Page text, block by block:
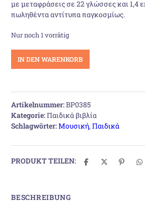
14,50 €13,00
με μεταφράσεις σε 22 γλώσσες και 1,4
πωληθέντα αντίτυπα παγκοσμίως.
Nur noch 1 vorrätig
Ρένος
Menge
IN DEN WARENKORB
Artikelnummer:BP0385
Kategorie:Παιδικά βιβλία
Schlagwörter:Μουσική,Παιδικά
PRODUKT TEILEN:
BESCHREIBUNG